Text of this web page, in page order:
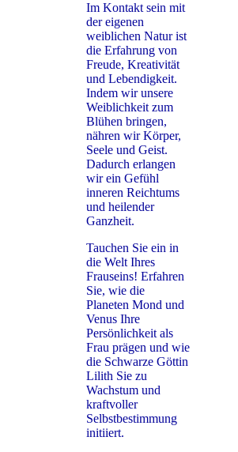
Im Kontakt sein mit
der eigenen
weiblichen Natur ist
die Erfahrung von
Freude, Kreativität
und Lebendigkeit.
Indem wir unsere
Weiblichkeit zum
Blühen bringen,
nähren wir Körper,
Seele und Geist.
Dadurch erlangen
wir ein Gefühl
inneren Reichtums
und heilender
Ganzheit.
Tauchen Sie ein in
die Welt Ihres
Frauseins! Erfahren
Sie, wie die
Planeten Mond und
Venus Ihre
Persönlichkeit als
Frau prägen und wie
die Schwarze Göttin
Lilith Sie zu
Wachstum und
kraftvoller
Selbstbestimmung
initiiert.